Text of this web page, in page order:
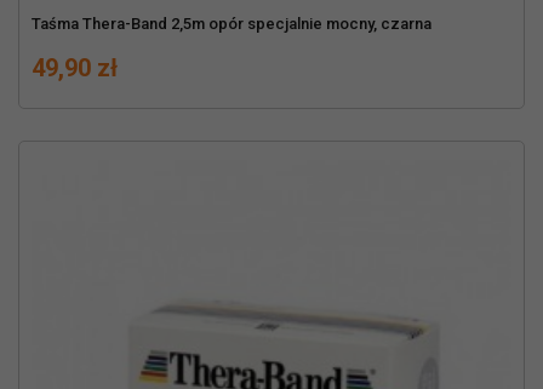
Taśma Thera-Band 2,5m opór specjalnie mocny, czarna
Cena
49,90 zł